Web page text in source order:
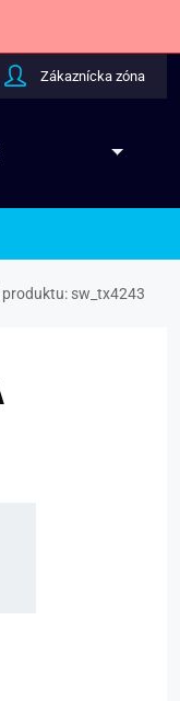
Zákaznícka zóna
produktu: sw_tx4243